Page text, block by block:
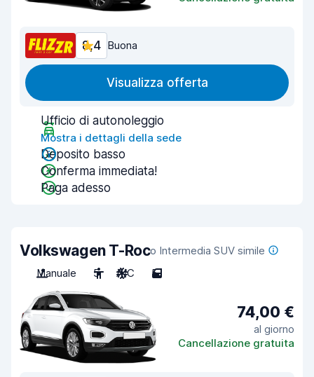
8,4 Buona
Visualizza offerta
Ufficio di autonoleggio
Mostra i dettagli della sede
Deposito basso
Conferma immediata!
Paga adesso
Volkswagen T-Roco Intermedia SUV simile
Manuale
5 A/C 5
74,00 €
al giorno
Cancellazione gratuita